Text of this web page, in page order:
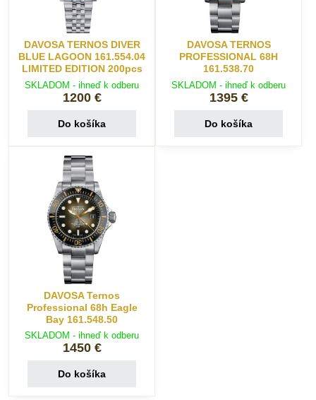
DAVOSA TERNOS DIVER
BLUE LAGOON 161.554.04
LIMITED EDITION 200pcs
SKLADOM - ihneď k odberu
1200 €
Do košíka
DAVOSA TERNOS
PROFESSIONAL 68H
161.538.70
SKLADOM - ihneď k odberu
1395 €
Do košíka
DAVOSA Ternos
Professional 68h Eagle
Bay 161.548.50
SKLADOM - ihneď k odberu
1450 €
Do košíka